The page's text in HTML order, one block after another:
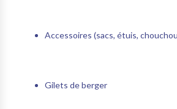
Accessoires (sacs, étuis,
Gilets de berger